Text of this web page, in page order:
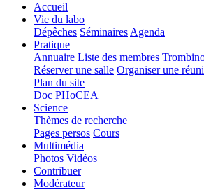
Accueil
Vie du labo
Dépêches Séminaires Agenda
Pratique
Annuaire Liste des membres
Réserver une salle Organiser une
Plan du site
Doc PHoCEA
Science
Thèmes de recherche
Pages persos Cours
Multimédia
Photos Vidéos
Contribuer
Modérateur